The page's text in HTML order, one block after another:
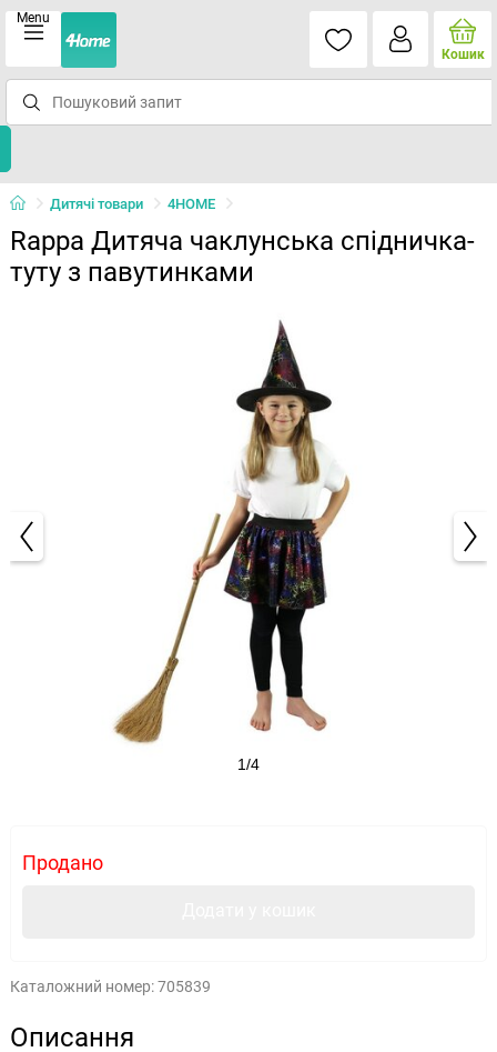
Menu
Кошик
Дитячі товари 4HOME
Rappa Дитяча чаклунська спідничка-
туту з павутинками
1/4
Продано
Каталожний номер:705839
Описання